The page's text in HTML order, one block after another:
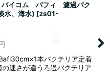
バイコム バフィ 濾過バク
水、海水) [zs01-
本バクテリア定着
の速さが違うろ過バクテリア